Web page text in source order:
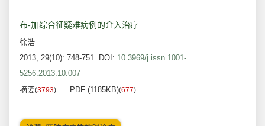
布-加综合征疑难病例的介入治疗
徐浩
2013, 29(10): 748-751. DOI: 10.3969/j.issn.1001-
5256.2013.10.007
摘要(3793) PDF (1185KB)(677)